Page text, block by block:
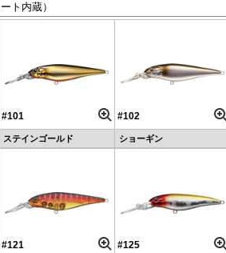
ト内蔵）
#101
ステインゴールド
#102
ショーギン
#121 #125